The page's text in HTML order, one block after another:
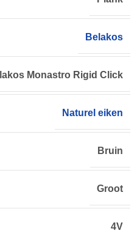
Belakos
Monastro Rigid Click
Naturel eiken
Bruin
Groot
4V